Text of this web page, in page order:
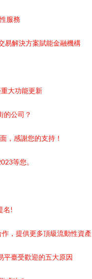
服務
易解決方案賦能金融機構
大功能更新
的公司？
，感謝您的支持！
等您。
名!
，提供更多頂級流動性資產
平臺受歡迎的五大原因